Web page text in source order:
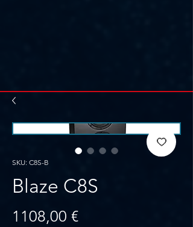
SKU: C8S-B
Blaze C8S
1108,00 €Prezzo